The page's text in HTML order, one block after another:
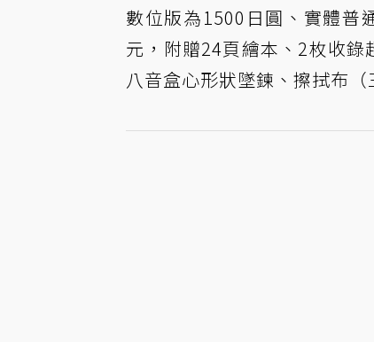
數位版為1500日圓、實體普
元，附贈24頁繪本、2枚收
八音盒心形狀墜鍊、擦拭布（